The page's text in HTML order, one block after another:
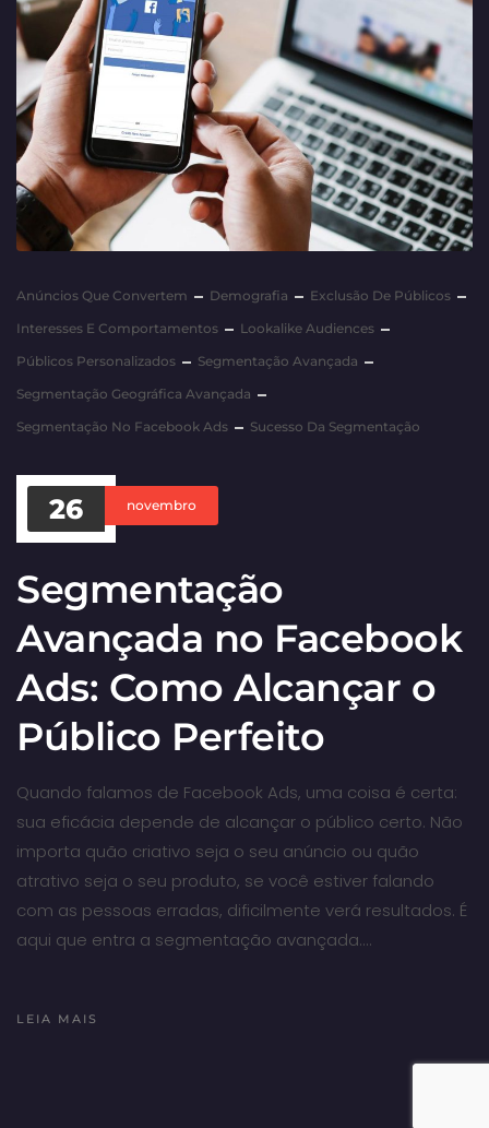
Anúncios Que Convertem Demografia
Exclusão De Públicos
Interesses E Comportamentos
Lookalike Audiences
Públicos Personalizados
Segmentação Avançada
Segmentação Geográfica Avançada
Segmentação No Facebook Ads
Sucesso Da Segmentação
26 novembro
Segmentação
Avançada no Facebook
Ads: Como Alcançar o
Público Perfeito
Quando falamos de Facebook Ads, uma coisa é certa:
sua eficácia depende de alcançar o público certo. Não
importa quão criativo seja o seu anúncio ou quão
atrativo seja o seu produto, se você estiver falando
com as pessoas erradas, dificilmente verá resultados. É
aqui que entra a segmentação avançada.…
LEIA MAIS